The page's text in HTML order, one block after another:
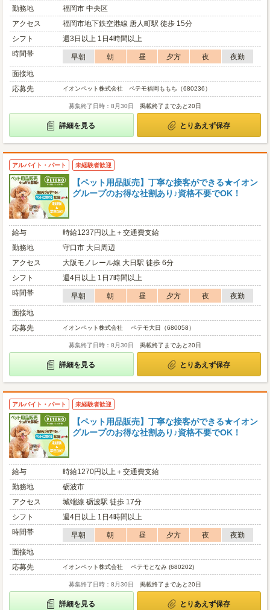
勤務地
福岡市 中央区
アクセス
福岡市地下鉄空港線 唐人町駅 徒歩 15分
シフト
週3日以上 1日4時間以上
時間帯
早朝 朝 昼 夕方 夜
夜勤
面接地
応募先
イオンペット株式会社 ペテモ福岡ももち（680236）
募集終了日時：8月30日 掲載終了まであと20日
詳細を見る とりあえず保存
アルバイト・パート 未経験者歓迎
【ペット用品販売】丁寧な接客ができる★イオン
グループのお得な社割あり♪資格不要でOK！
給与
時給1237円以上＋交通費支給
勤務地
守口市 大日周辺
アクセス
大阪モノレール線 大日駅 徒歩 6分
シフト
週4日以上 1日7時間以上
時間帯
早朝 朝 昼 夕方 夜
夜勤
面接地
応募先
イオンペット株式会社 ペテモ大日（680058）
募集終了日時：8月30日 掲載終了まであと20日
詳細を見る とりあえず保存
アルバイト・パート 未経験者歓迎
【ペット用品販売】丁寧な接客ができる★イオン
グループのお得な社割あり♪資格不要でOK！
給与
時給1270円以上＋交通費支給
勤務地
砺波市
アクセス
城端線 砺波駅 徒歩 17分
シフト
週4日以上 1日4時間以上
時間帯
早朝 朝 昼 夕方 夜
夜勤
面接地
応募先
イオンペット株式会社 ペテモとなみ (680202)
募集終了日時：8月30日 掲載終了まであと20日
詳細を見る とりあえず保存